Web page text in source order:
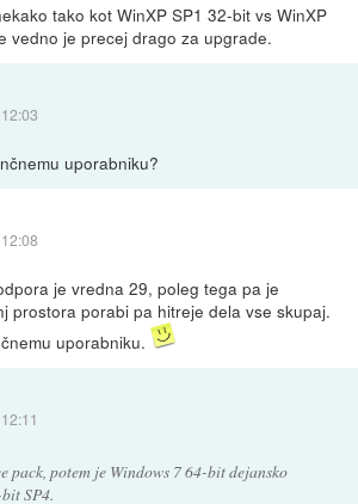
tako kot WinXP SP1 32-bit vs WinXP
vedno je precej drago za upgrade.
uporabniku?
je vredna 29, poleg tega pa je
prostora porabi pa hitreje dela vse skupaj.
uporabniku.
pack, potem je Windows 7 64-bit dejansko
SP4.